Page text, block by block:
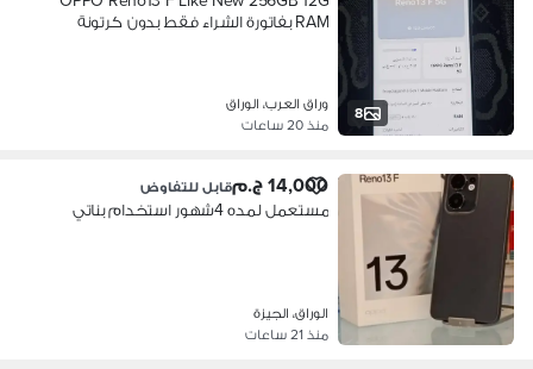
8
RAM بفاتورة الشراء فقط بدون كرتونة
وراق العرب، الوراق
منذ 20 ساعات
14,000 ج.م قابل للتفاوض
مستعمل لمده 4شهور استخدام بناتي
الوراق، الجيزة
منذ 21 ساعات